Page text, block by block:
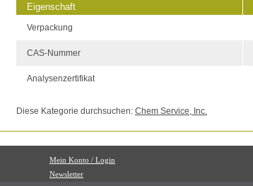
Eigenschaft
Verpackung
CAS-Nummer
Analysenzertifikat
Diese Kategorie durchsuchen: Chem Service, Inc.
Mein Konto / Login
Newsletter